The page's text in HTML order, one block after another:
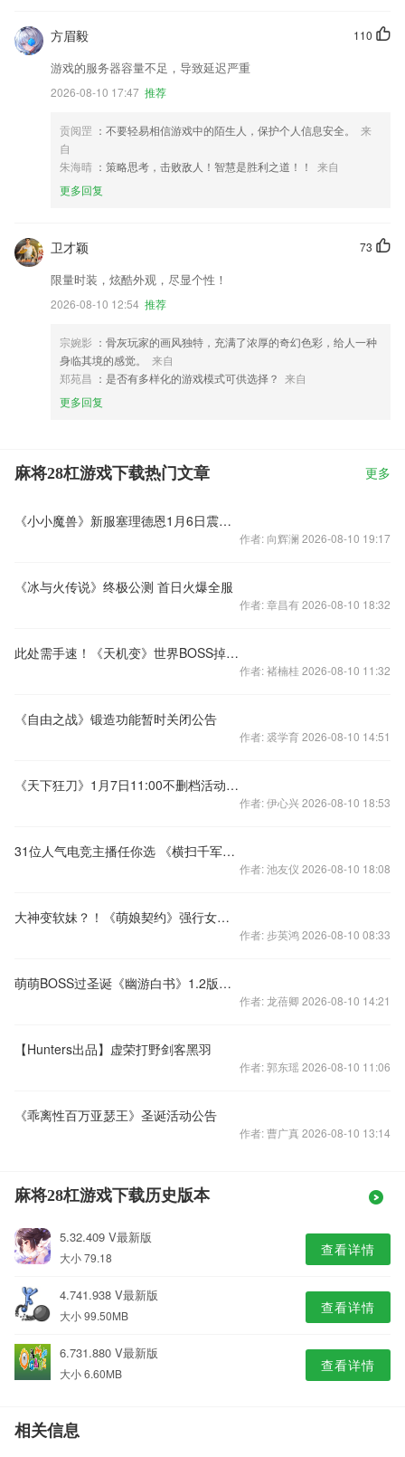
110
方眉毅
游戏的服务器容量不足，导致延迟严重
2026-08-10 17:47 推荐
贡阅罡 ：不要轻易相信游戏中的陌生人，保护个人信息安全。
来
自
朱海晴 ：策略思考，击败敌人！智慧是胜利之道！！
来自
更多回复
73
卫才颖
限量时装，炫酷外观，尽显个性！
2026-08-10 12:54 推荐
宗婉影 ：骨灰玩家的画风独特，充满了浓厚的奇幻色彩，给人一种
身临其境的感觉。
来自
郑苑昌 ：是否有多样化的游戏模式可供选择？ 来自
更多回复
麻将28杠游戏下载热门文章 更多
《小小魔兽》新服塞理德恩1月6日震撼开启
作者: 向辉澜 2026-08-10 19:17
《冰与火传说》终极公测 首日火爆全服
作者: 章昌有 2026-08-10 18:32
此处需手速！《天机变》世界BOSS掉橙将
作者: 褚楠桂 2026-08-10 11:32
《自由之战》锻造功能暂时关闭公告
作者: 裘学育 2026-08-10 14:51
《天下狂刀》1月7日11:00不删档活动爽翻天
作者: 伊心兴 2026-08-10 18:53
31位人气电竞主播任你选 《横扫千军》探寻主播背后的故事
作者: 池友仪 2026-08-10 18:08
大神变软妹？！《萌娘契约》强行女体没商量
作者: 步英鸿 2026-08-10 08:33
萌萌BOSS过圣诞《幽游白书》1.2版本更新
作者: 龙蓓卿 2026-08-10 14:21
【Hunters出品】虚荣打野剑客黑羽
作者: 郭东瑶 2026-08-10 11:06
《乖离性百万亚瑟王》圣诞活动公告
作者: 曹广真 2026-08-10 13:14
麻将28杠游戏下载历史版本
5.32.409 V最新版
大小 79.18 查看详情
4.741.938 V最新版
大小 99.50MB 查看详情
6.731.880 V最新版
大小 6.60MB 查看详情
相关信息